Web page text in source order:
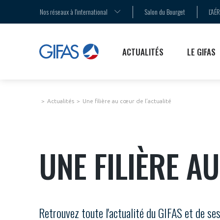
Nos réseaux à l'international Salon du Bourget
COMMUNIQUÉS DE PRESSE
LE SALON DU BOURGET
LES PUBLICATIONS
ACTUALITÉS LE GIFAS
Actualités Une filière au cœur de l’actualité
UNE FILIÈRE
Retrouvez toute l'actualité du GIFAS et de